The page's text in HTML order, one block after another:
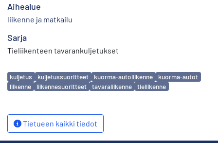
Aihealue
liikenne ja matkailu
Sarja
Tieliikenteen tavarankuljetukset
Avainsanat
kuljetus kuljetussuoritteet kuorma-autoliikenne
kuorma-autot
liikenne
liikennesuoritteet tavaraliikenne tieliikenne
Tietueen kaikki tiedot